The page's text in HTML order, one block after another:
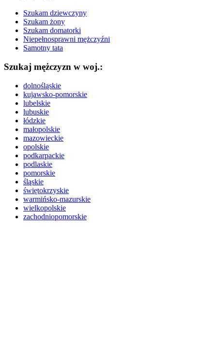
Szukam dziewczyny
Szukam żony
Szukam domatorki
Niepełnosprawni mężczyźni
Samotny tata
Szukaj mężczyzn w woj.:
dolnośląskie
kujawsko-pomorskie
lubelskie
lubuskie
łódzkie
małopolskie
mazowieckie
opolskie
podkarpackie
podlaskie
pomorskie
śląskie
świętokrzyskie
warmińsko-mazurskie
wielkopolskie
zachodniopomorskie